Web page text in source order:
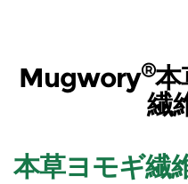
Mugwory®本
繊
本草ヨモギ繊